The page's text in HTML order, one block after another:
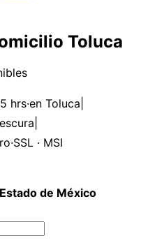
Toluca
s
hrs·en Toluca
·SSL · MSI
Estado de México
Coronas